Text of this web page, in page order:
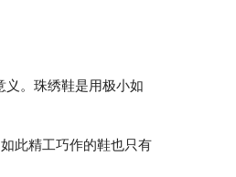
。珠绣鞋是用极小如
此精工巧作的鞋也只有